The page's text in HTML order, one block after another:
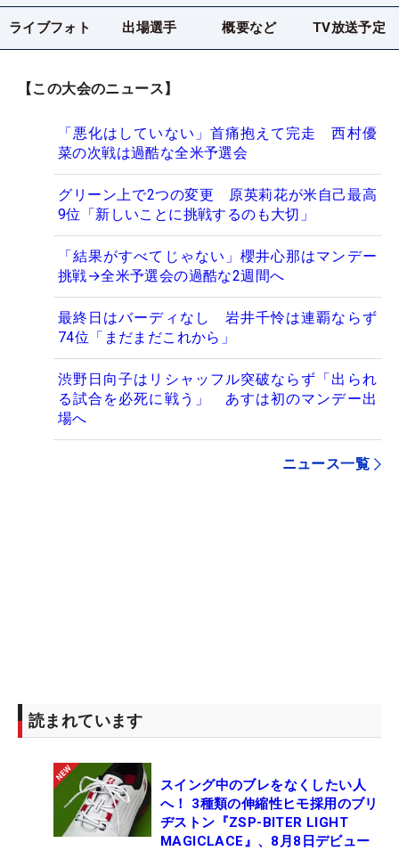
ライブフォト 出場選手 概要など TV放送予定
【この大会のニュース】
「悪化はしていない」首痛抱えて完走 西村優
菜の次戦は過酷な全米予選会
グリーン上で2つの変更 原英莉花が米自己最高
9位「新しいことに挑戦するのも大切」
「結果がすべてじゃない」櫻井心那はマンデー
挑戦→全米予選会の過酷な2週間へ
最終日はバーディなし 岩井千怜は連覇ならず
74位「まだまだこれから」
渋野日向子はリシャッフル突破ならず「出られ
る試合を必死に戦う」 あすは初のマンデー出
場へ
ニュース一覧
読まれています
スイング中のブレをなくしたい人
へ！ 3種類の伸縮性ヒモ採用のブリ
ヂストン『ZSP-BITER LIGHT
MAGICLACE』、8月8日デビュー